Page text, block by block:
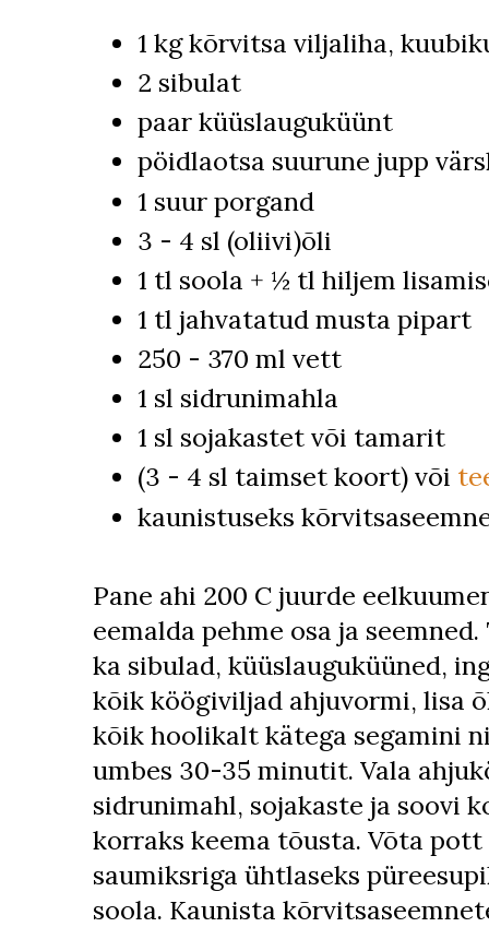
1 kg kõrvitsa viljaliha,
2 sibulat
paar küüslauguküünt
pöidlaotsa suurune jupp
1 suur porgand
3 - 4 sl (oliivi)õli
1 tl soola + ½ tl hiljem
1 tl jahvatatud musta pipart
250 - 370 ml vett
1 sl sidrunimahla
1 sl sojakastet või tamarit
(3 - 4 sl taimset koort) või
kaunistuseks
Pane ahi 200 C juurde
eemalda pehme osa ja
ka sibulad, küüslauguküüned,
kõik köögiviljad ahjuvormi, lisa
kõik hoolikalt kätega segamini
umbes 30-35 minutit. Vala
sidrunimahl, sojakaste ja soovi
korraks keema tõusta. Võta
saumiksriga ühtlaseks
soola. Kaunista